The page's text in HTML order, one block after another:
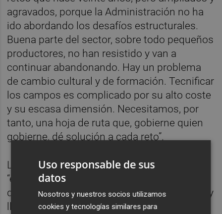
agravados, porque la Administración no ha
ido abordando los desafíos estructurales.
Buena parte del sector, sobre todo pequeños
productores, no han resistido y van a
continuar abandonando. Hay un problema
de cambio cultural y de formación. Tecnificar
los campos es complicado por su alto coste
y su escasa dimensión. Necesitamos, por
tanto, una hoja de ruta que, gobierne quien
gobierne, dé solución a cada reto”.
Lorena Ruíz reiteró la necesidad de
“escuchar al consumidor, tener claro lo que
queremos hacer en nuestras explotaciones y
llevarlo a cabo con financiación y
Uso responsable de sus
datos
Nosotros y nuestros socios utilizamos
cookies y tecnologías similares para